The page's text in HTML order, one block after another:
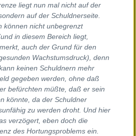
liegt nun mal nicht auf der
auf der Schuldnerseite.
können nicht unbegrenzt
in diesem Bereich liegt,
auch der Grund für den
Wachstumsdruck), denn
keinen Schuldnern mehr
gegeben werden, ohne daß
befürchten müßte, daß er sein
könnte, da der Schuldner
zu werden droht. Und hier
verzögert, eben doch die
des Hortungsproblems ein.